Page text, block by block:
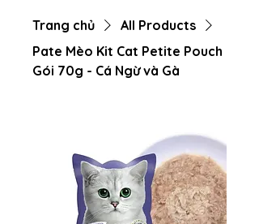
Trang chủ
All Products
Pate Mèo Kit Cat Petite Pouch
Gói 70g - Cá Ngừ và Gà